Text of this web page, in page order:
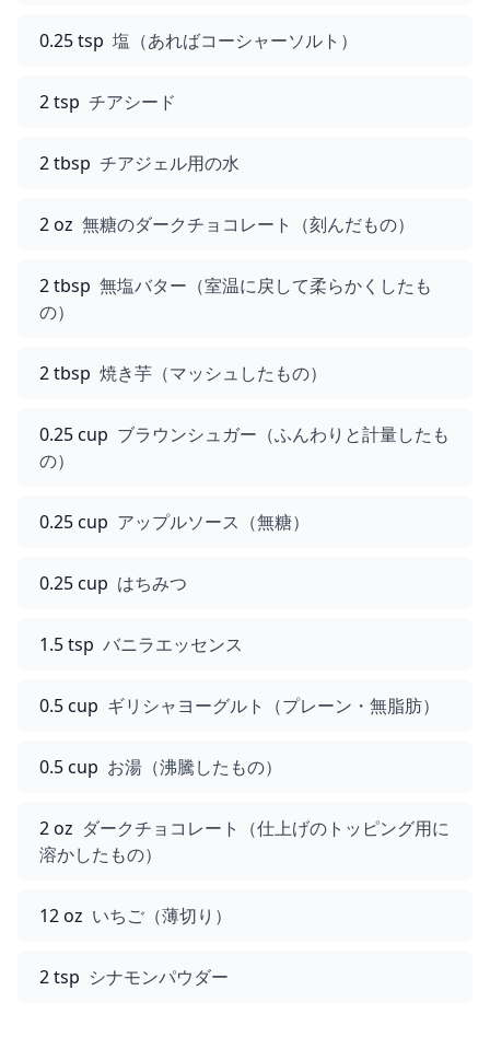
0.25 tsp 塩（あればコーシャーソルト）
2 tsp チアシード
2 tbsp チアジェル用の水
2 oz 無糖のダークチョコレート（刻んだもの）
2 tbsp 無塩バター（室温に戻して柔らかくしたも
の）
2 tbsp 焼き芋（マッシュしたもの）
0.25 cup ブラウンシュガー（ふんわりと計量したも
の）
0.25 cup アップルソース（無糖）
0.25 cup はちみつ
1.5 tsp バニラエッセンス
0.5 cup ギリシャヨーグルト（プレーン・無脂肪）
0.5 cup お湯（沸騰したもの）
2 oz ダークチョコレート（仕上げのトッピング用に
溶かしたもの）
12 oz いちご（薄切り）
2 tsp シナモンパウダー